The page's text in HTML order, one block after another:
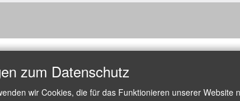
zum Datenschutz
wir Cookies, die für das Funktionieren unserer Website